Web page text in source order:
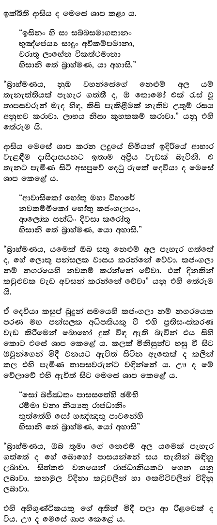
ඉක්බිති දාසිය ද මෙසේ ශාප කළා ය.
“ඉසිනං හි සා සබ්බසමාගතානං
භුඤ්ජෙය්‍ය සාදුං අවිකම්පමානා,
චරාතු ලාභේන විකත්ථමානා
භිසානි තේ බ්‍රාහ්මණ, යා අහාසි.”
“බ්‍රාහ්මණය, නුඹ වහන්සේගේ නෙළුම් අල යම්
තැනැත්තියක් පැහැර ගත්තී ද, ඕ තොමෝ එක් රැස් වූ
තාපසවරුන් මැද හිඳ, කිසි පැකිළීමක් නැතිව උතුම් රසය
අනුභව කරාවා. ලාභය නිසා කුහකකම් කරාවා.” යනු එහි
තේරුම යි.
දාසිය මෙසේ ශාප කරන ලදුයේ හිමියන් ඉදිරියේ ආහාර
වැළඳීම දාසිදාසයනට ඉතාම අප්‍රිය වැඩක් බැවිනි. එ
තැනට පැමිණ සිටි අසපුවේ දෙටු රුකේ දෙවියා ද මෙසේ
ශාප කෙළේ ය.
“ආවාසිකෝ හෝතු මහා විහාරේ
නවකම්මිකෝ හෝතු කජංගලායං,
ආලෝක සන්ධිං දිවසා කරෝතු
භිසානි තේ බ්‍රාහ්මණ, යො අහාසි.”
“බ්‍රාහ්මණය, යමෙක් ඔබ සතු නෙළුම් අල පැහැර ගත්තේ
ද, හේ ලොකු පන්සලක වාසය කරන්නේ වේවා. කජංගලා
නම් නගරයෙහි නවකම් කරන්නේ වේවා. එක් දිනකින්
කවුළුවක වැඩ අවසන් කරන්නේ වේවා” යනු එහි තේරුම
යි.
ඒ දෙවියා කසුප් බුදුන් සමයෙහි කජංගලා නම් නගරයෙක
පරණ මහ පන්සලක අධිපතියකු වී එහි ප්‍ර‍තිසංස්කරණ
වැඩ කිරීමෙන් බොහෝ දුක් විඳ ඇති බැවින් එය සිහි
කොට එසේ ශාප කෙළේ ය. කලක් මිනිසුන්ට හසු වී සිට
ඔවුන්ගෙන් මිදී වනයට ඇවිත් සිටින ඇතෙක් ද කලින්
කල එහි පැමිණ තාපසවරුන්ට වඳින්නේ ය. ඌ ද මේ
වේලාවේ එහි ඇවිත් සිට මෙසේ ශාප කෙළේ ය.
“සෝ බජ්ඣතං පාසසතේහි ඡම්භි
රම්මා වනා නීය්‍යතු රාජධානිං
තුත්තේහි සෝ හඤ්ඤතු පාචනේහි
භිසානි තේ බ්‍රාහ්මණ, යෝ අහාසි”
“බ්‍රාහ්මණය, ඔබ තුමා ගේ නෙළුම් අල යමෙක් පැහැර
ගත්තේ ද හේ බොහෝ පාසයන්නේ සය තැනින් බඳිනු
ලබාවා. සිත්කළු වනයෙන් රාජධානියකට ගෙන යනු
ලබාවා. කනමුල විදිනා කටුවලින් හා කෙවිටිවලින් විදිනු
ලබාවා.
එහි අහිගුණ්ටිකයකු ගේ අතින් මිදී පලා ආ රිළවෙක් ද
විය. ඌ ද මෙසේ ශාප කෙළේ ය.